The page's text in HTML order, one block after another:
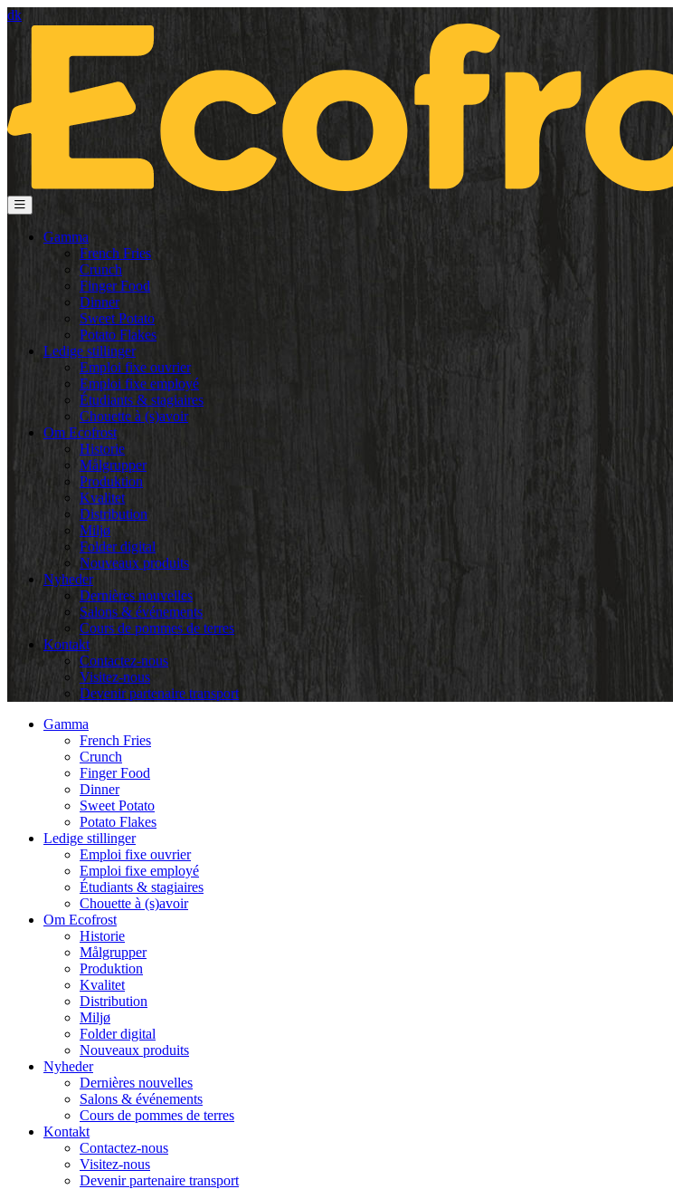
dk
Gamma
French Fries
Crunch
Finger Food
Dinner
Sweet Potato
Potato Flakes
Ledige stillinger
Emploi fixe ouvrier
Emploi fixe employé
Étudiants & stagiaires
Chouette à (s)avoir
Om Ecofrost
Historie
Målgrupper
Produktion
Kvalitet
Distribution
Miljø
Folder digital
Nouveaux produits
Nyheder
Dernières nouvelles
Salons & événements
Cours de pommes de terres
Kontakt
Contactez-nous
Visitez-nous
Devenir partenaire transport
Gamma
French Fries
Crunch
Finger Food
Dinner
Sweet Potato
Potato Flakes
Ledige stillinger
Emploi fixe ouvrier
Emploi fixe employé
Étudiants & stagiaires
Chouette à (s)avoir
Om Ecofrost
Historie
Målgrupper
Produktion
Kvalitet
Distribution
Miljø
Folder digital
Nouveaux produits
Nyheder
Dernières nouvelles
Salons & événements
Cours de pommes de terres
Kontakt
Contactez-nous
Visitez-nous
Devenir partenaire transport